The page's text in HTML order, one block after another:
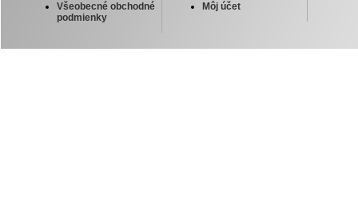
Všeobecné obchodné
podmienky
Môj účet